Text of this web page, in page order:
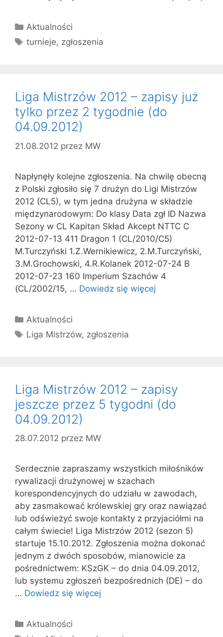
Kategorie
Aktualności
Tagi
turnieje, zgłoszenia
Liga Mistrzów 2012 – zapisy już
tylko przez 2 tygodnie (do
04.09.2012)
21.08.2012 przez MW
Napłynęły kolejne zgłoszenia. Na chwilę obecną
z Polski zgłosiło się 7 drużyn do Ligi Mistrzów
2012 (CL5), w tym jedna drużyna w składzie
międzynarodowym: Do klasy Data zgł ID Nazwa
Sezony w CL Kapitan Skład Akcept NTTC C
2012-07-13 411 Dragon 1 (CL/2010/C5)
M.Turczyński 1.Z.Wernikiewicz, 2.M.Turczyński,
3.M.Grochowski, 4.R.Kolanek 2012-07-24 B
2012-07-23 160 Imperium Szachów 4
(CL/2002/15, … Dowiedz się więcej
Kategorie
Aktualności
Tagi
Liga Mistrzów, zgłoszenia
Liga Mistrzów 2012 – zapisy
jeszcze przez 5 tygodni (do
04.09.2012)
28.07.2012 przez MW
Serdecznie zapraszamy wszystkich miłośników
rywalizacji drużynowej w szachach
korespondencyjnych do udziału w zawodach,
aby zasmakować królewskiej gry oraz nawiązać
lub odświeżyć swoje kontakty z przyjaciółmi na
całym świecie! Liga Mistrzów 2012 (sezon 5)
startuje 15.10.2012. Zgłoszenia można dokonać
jednym z dwóch sposobów, mianowicie za
pośrednictwem: KSzGK – do dnia 04.09.2012,
lub systemu zgłoszeń bezpośrednich (DE) – do
… Dowiedz się więcej
Kategorie
Aktualności